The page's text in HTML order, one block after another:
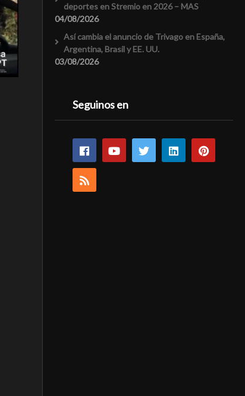
deportes en Stremio en 2026 – MAS
04/08/2026
Así cambia el anuncio de Trivago en España,
Argentina, Brasil y EE. UU.
03/08/2026
Seguinos en